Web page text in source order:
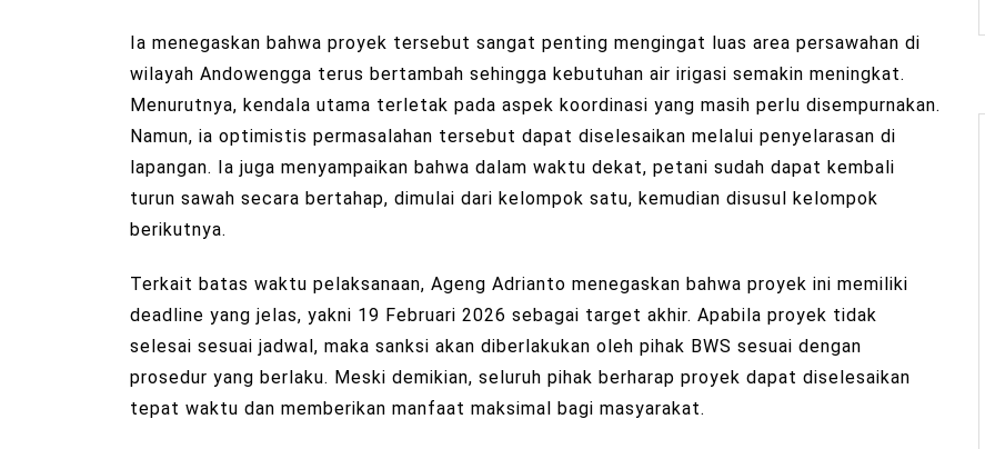
Ia menegaskan bahwa proyek tersebut sangat penting mengingat luas area persawahan di
wilayah Andowengga terus bertambah sehingga kebutuhan air irigasi semakin meningkat.
Menurutnya, kendala utama terletak pada aspek koordinasi yang masih perlu disempurnakan.
Namun, ia optimistis permasalahan tersebut dapat diselesaikan melalui penyelarasan di
lapangan. Ia juga menyampaikan bahwa dalam waktu dekat, petani sudah dapat kembali
turun sawah secara bertahap, dimulai dari kelompok satu, kemudian disusul kelompok
berikutnya.
Terkait batas waktu pelaksanaan, Ageng Adrianto menegaskan bahwa proyek ini memiliki
deadline yang jelas, yakni 19 Februari 2026 sebagai target akhir. Apabila proyek tidak
selesai sesuai jadwal, maka sanksi akan diberlakukan oleh pihak BWS sesuai dengan
prosedur yang berlaku. Meski demikian, seluruh pihak berharap proyek dapat diselesaikan
tepat waktu dan memberikan manfaat maksimal bagi masyarakat.